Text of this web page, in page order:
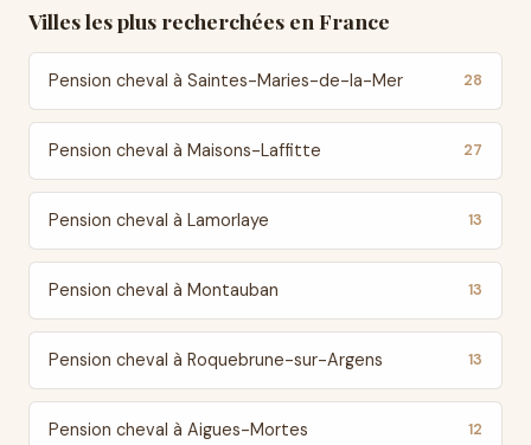
Villes les plus recherchées en France
Pension cheval à Saintes-Maries-de-la-Mer 28
Pension cheval à Maisons-Laffitte 27
Pension cheval à Lamorlaye 13
Pension cheval à Montauban 13
Pension cheval à Roquebrune-sur-Argens 13
Pension cheval à Aigues-Mortes 12